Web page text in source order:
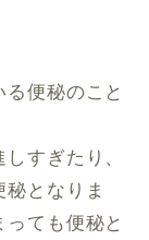
便秘のこと
すぎたり、
となりま
ても便秘と